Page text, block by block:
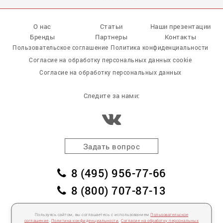
Пользуясь сайтом, вы соглашаетесь с использованиемПользовательское
соглашение Политика конфиденциальности ,Согласие на обработку персональных
О нас Статьи
Наши презентации
Бренды
Партнеры Контакты
Пользовательское соглашение Политика конфиденциальности
Согласие на обработку персональных данных cookie
Согласие на обработку персональных данных
Следите за нами:
Задать вопрос
8 (495) 956-77-66
8 (800) 707-87-13